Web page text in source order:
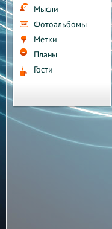
Мысли
Фотоальбомы
Метки
Планы
Гости